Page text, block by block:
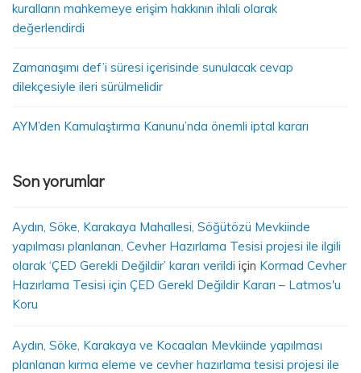
kuralların mahkemeye erişim hakkının ihlali olarak
değerlendirdi
Zamanaşımı def’i süresi içerisinde sunulacak cevap
dilekçesiyle ileri sürülmelidir
AYM’den Kamulaştırma Kanunu’nda önemli iptal kararı
Son yorumlar
Aydın, Söke, Karakaya Mahallesi, Söğütözü Mevkiinde
yapılması planlanan, Cevher Hazırlama Tesisi projesi ile ilgili
olarak ‘ÇED Gerekli Değildir’ kararı verildi için Kormad Cevher
Hazırlama Tesisi için ÇED Gerekl Değildir Kararı – Latmos'u
Koru
Aydın, Söke, Karakaya ve Kocaalan Mevkiinde yapılması
planlanan kırma eleme ve cevher hazırlama tesisi projesi ile